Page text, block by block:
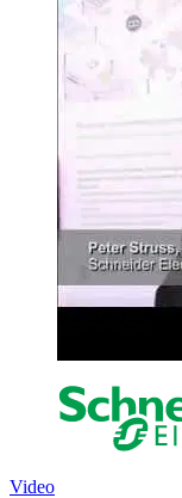
Video